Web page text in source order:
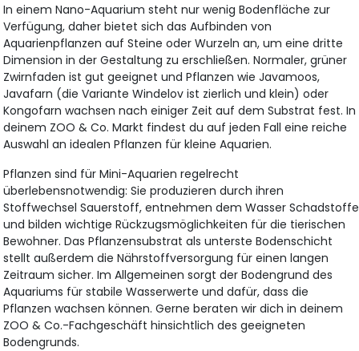
In einem Nano-Aquarium steht nur wenig Bodenfläche zur
Verfügung, daher bietet sich das Aufbinden von
Aquarienpflanzen auf Steine oder Wurzeln an, um eine dritte
Dimension in der Gestaltung zu erschließen. Normaler, grüner
Zwirnfaden ist gut geeignet und Pflanzen wie Javamoos,
Javafarn (die Variante Windelov ist zierlich und klein) oder
Kongofarn wachsen nach einiger Zeit auf dem Substrat fest. In
deinem ZOO & Co. Markt findest du auf jeden Fall eine reiche
Auswahl an idealen Pflanzen für kleine Aquarien.
Pflanzen sind für Mini-Aquarien regelrecht
überlebensnotwendig: Sie produzieren durch ihren
Stoffwechsel Sauerstoff, entnehmen dem Wasser Schadstoffe
und bilden wichtige Rückzugsmöglichkeiten für die tierischen
Bewohner. Das Pflanzensubstrat als unterste Bodenschicht
stellt außerdem die Nährstoffversorgung für einen langen
Zeitraum sicher. Im Allgemeinen sorgt der Bodengrund des
Aquariums für stabile Wasserwerte und dafür, dass die
Pflanzen wachsen können. Gerne beraten wir dich in deinem
ZOO & Co.-Fachgeschäft hinsichtlich des geeigneten
Bodengrunds.